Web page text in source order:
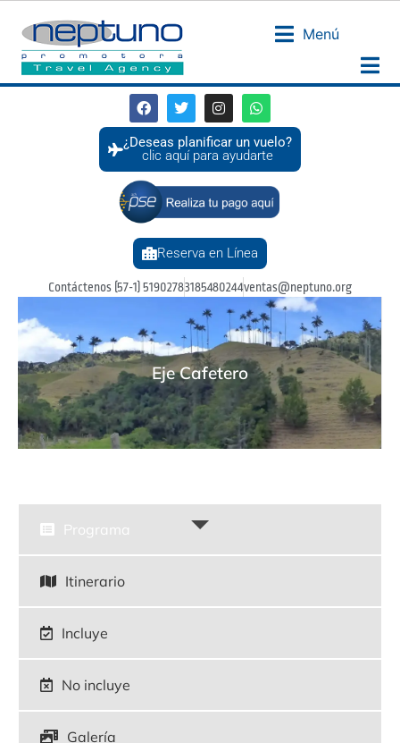
Menú
¿Deseas planificar un vuelo?
clic aquí para ayudarte
Reserva en Línea
Contáctenos (57-1) 51902783185480244ventas@neptuno.org
Eje Cafetero
Programa
Itinerario
Incluye
No incluye
Galería